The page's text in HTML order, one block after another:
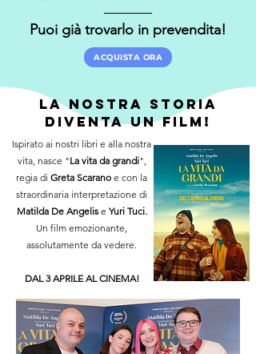
Puoi già trovarlo in prevendita!
ACQUISTA ORA
La nostra storia
diventa un film!
Ispirato ai nostri libri e alla nostra
vita, nasce "La vita da grandi",
regia di Greta Scarano e con la
straordinaria interpretazione di
Matilda De Angelise Yuri Tuci.
Un film emozionante,
assolutamente da vedere.
DAL 3 APRILE AL CINEMA!